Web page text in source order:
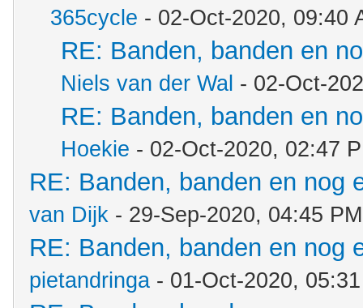
365cycle - 02-Oct-2020, 09:40
RE: Banden, banden en
Niels van der Wal - 02-Oct-
RE: Banden, banden en
Hoekie - 02-Oct-2020, 02:47
RE: Banden, banden en nog
van Dijk - 29-Sep-2020, 04:45 PM
RE: Banden, banden en nog
pietandringa - 01-Oct-2020,